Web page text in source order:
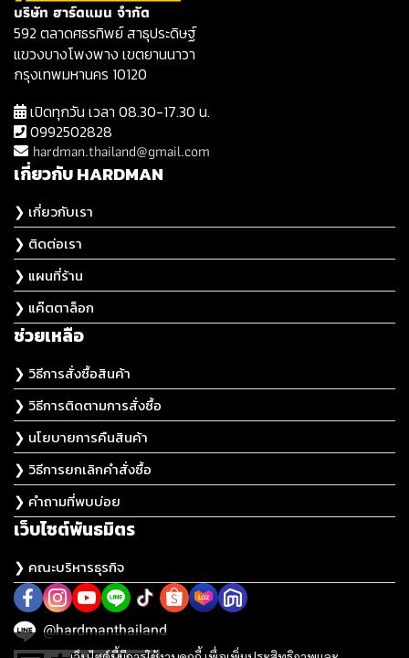
บริษัท ฮาร์ดแมน จำกัด
592 ตลาดศธรทิพย์ สาธุประดิษฐ์
แขวงบางโพงพาง เขตยานนาวา
กรุงเทพมหานคร 10120
เปิดทุกวัน เวลา 08.30-17.30 น.
0992502828
hardman.thailand@gmail.com
เกี่ยวกับ HARDMAN
❯ เกี่ยวกับเรา
❯ ติดต่อเรา
❯ แผนที่ร้าน
❯ แค๊ตตาล็อก
ช่วยเหลือ
❯ วิธีการสั่งซื้อสินค้า
❯ วิธีการติดตามการสั่งซื้อ
❯ นโยบายการคืนสินค้า
❯ วิธีการยกเลิกคำสั่งซื้อ
❯ คำถามที่พบบ่อย
เว็บไซต์พันธมิตร
❯ คณะบริหารธุรกิจ
@hardmanthailand